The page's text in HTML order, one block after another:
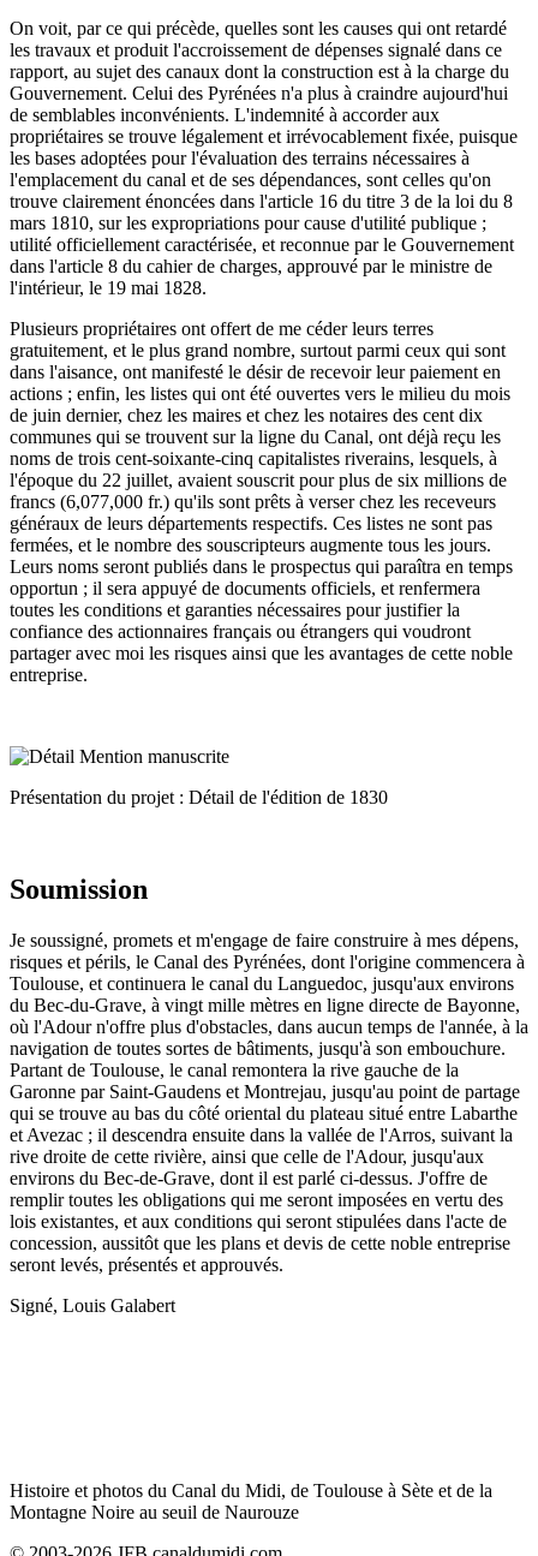
On voit, par ce qui précède, quelles sont les causes qui ont retardé
les travaux et produit l'accroissement de dépenses signalé dans ce
rapport, au sujet des canaux dont la construction est à la charge du
Gouvernement. Celui des Pyrénées n'a plus à craindre aujourd'hui
de semblables inconvénients. L'indemnité à accorder aux
propriétaires se trouve légalement et irrévocablement fixée, puisque
les bases adoptées pour l'évaluation des terrains nécessaires à
l'emplacement du canal et de ses dépendances, sont celles qu'on
trouve clairement énoncées dans l'article 16 du titre 3 de la loi du 8
mars 1810, sur les expropriations pour cause d'utilité publique ;
utilité officiellement caractérisée, et reconnue par le Gouvernement
dans l'article 8 du cahier de charges, approuvé par le ministre de
l'intérieur, le 19 mai 1828.
Plusieurs propriétaires ont offert de me céder leurs terres
gratuitement, et le plus grand nombre, surtout parmi ceux qui sont
dans l'aisance, ont manifesté le désir de recevoir leur paiement en
actions ; enfin, les listes qui ont été ouvertes vers le milieu du mois
de juin dernier, chez les maires et chez les notaires des cent dix
communes qui se trouvent sur la ligne du Canal, ont déjà reçu les
noms de trois cent-soixante-cinq capitalistes riverains, lesquels, à
l'époque du 22 juillet, avaient souscrit pour plus de six millions de
francs (6,077,000 fr.) qu'ils sont prêts à verser chez les receveurs
généraux de leurs départements respectifs. Ces listes ne sont pas
fermées, et le nombre des souscripteurs augmente tous les jours.
Leurs noms seront publiés dans le prospectus qui paraîtra en temps
opportun ; il sera appuyé de documents officiels, et renfermera
toutes les conditions et garanties nécessaires pour justifier la
confiance des actionnaires français ou étrangers qui voudront
partager avec moi les risques ainsi que les avantages de cette noble
entreprise.
Présentation du projet : Détail de l'édition de 1830
Soumission
Je soussigné, promets et m'engage de faire construire à mes dépens,
risques et périls, le Canal des Pyrénées, dont l'origine commencera à
Toulouse, et continuera le canal du Languedoc, jusqu'aux environs
du Bec-du-Grave, à vingt mille mètres en ligne directe de Bayonne,
où l'Adour n'offre plus d'obstacles, dans aucun temps de l'année, à la
navigation de toutes sortes de bâtiments, jusqu'à son embouchure.
Partant de Toulouse, le canal remontera la rive gauche de la
Garonne par Saint-Gaudens et Montrejau, jusqu'au point de partage
qui se trouve au bas du côté oriental du plateau situé entre Labarthe
et Avezac ; il descendra ensuite dans la vallée de l'Arros, suivant la
rive droite de cette rivière, ainsi que celle de l'Adour, jusqu'aux
environs du Bec-de-Grave, dont il est parlé ci-dessus. J'offre de
remplir toutes les obligations qui me seront imposées en vertu des
lois existantes, et aux conditions qui seront stipulées dans l'acte de
concession, aussitôt que les plans et devis de cette noble entreprise
seront levés, présentés et approuvés.
Signé, Louis Galabert
Histoire et photos du Canal du Midi, de Toulouse à Sète et de la
Montagne Noire au seuil de Naurouze